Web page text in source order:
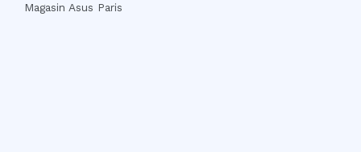
Magasin Asus Paris